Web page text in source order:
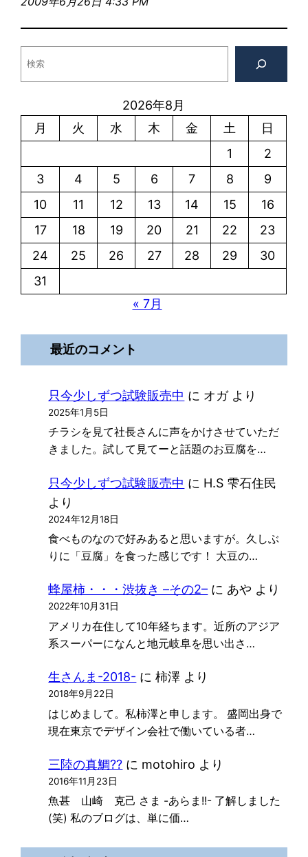
2026年8月
月
火 水 木 金 土
日
1
2
3
4 5 6 7 8
9
10
11 12 13 14 15
16
17
18 19 20 21 22
23
24
25 26 27 28 29
30
31
« 7月
最近のコメント
只今少しずつ試験販売中 に オガより
2025年1月5日
チラシを見て社長さんに声をかけさせていただ
きました。試して見てーと話題のお豆腐を…
只今少しずつ試験販売中 に H.S 雫石住民
より
2024年12月18日
食べものなので好みあると思いますが。久しぶ
りに「豆腐」を食った感じです！ 大豆の…
蜂屋柿・・・渋抜き –その2– に あや より
2022年10月31日
アメリカ在住して10年経ちます。近所のアジア
系スーパーになんと地元岐阜を思い出さ…
生さんま-2018- に柿澤 より
2018年9月22日
はじめまして。私柿澤と申します。 盛岡出身で
現在東京でデザイン会社で働いている者…
三陸の真鯛?? に motohiro より
2016年11月23日
魚甚 山崎 克己 さま -あらま!!- 了解しました
(笑) 私のブログは、単に価…